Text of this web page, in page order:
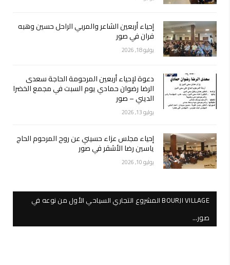
إحياء أربعين الشاعر والمربي الراحل حسين وهبه
فران في صور
يوليو 18, 2026
دعوة لإحياء أربعين المرحومة الحاجة سعدى
الرضا رضوان حمادي يوم السبت في مجمع الخضرا
الديني – صور
يوليو 13, 2026
إحياء مجلس عزاء حسيني عن روح المرحوم الحاج
ياسين رضا الأشقر في صور
يوليو 10, 2026
BOURJI VILLAGE المشروع التجاري السياحي الأول من نوعه في
صور…